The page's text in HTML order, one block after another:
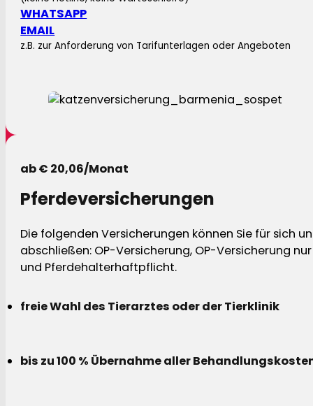
WHATSAPP
EMAIL
z.B. zur Anforderung von Tarifunterlagen oder Angeboten
ab € 20,06/Monat
Pferdeversicherungen
Die folgenden Versicherungen können Sie für sich
abschließen: OP-Versicherung, OP-Versicherung
und Pferdehalterhaftpflicht.
freie Wahl des Tierarztes oder der Tierklinik
bis zu 100 % Übernahme aller